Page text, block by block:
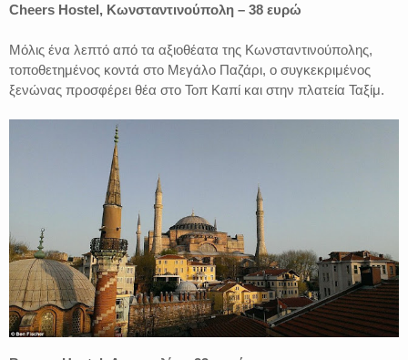
Cheers Hostel, Κωνσταντινούπολη – 38 ευρώ
Μόλις ένα λεπτό από τα αξιοθέατα της Κωνσταντινούπολης,
τοποθετημένος κοντά στο Μεγάλο Παζάρι, ο συγκεκριμένος
ξενώνας προσφέρει θέα στο Τοπ Καπί και στην πλατεία Ταξίμ.